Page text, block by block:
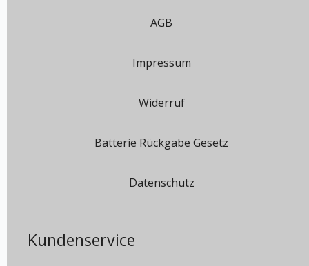
AGB
Impressum
Widerruf
Batterie Rückgabe Gesetz
Datenschutz
Kundenservice